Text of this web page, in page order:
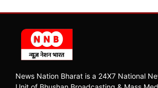
News Nation Bharat is a 24X7 National